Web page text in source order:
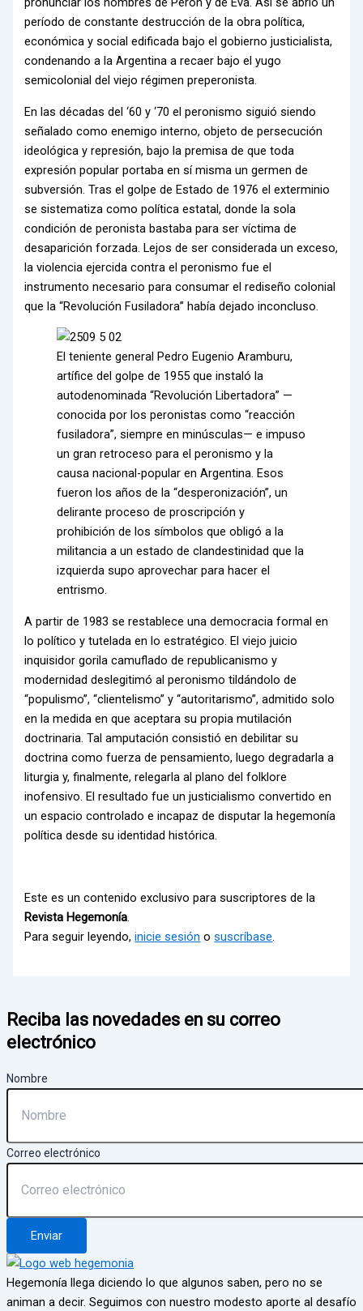
período de constante destrucción de la obra política,
económica y social edificada bajo el gobierno justicialista,
condenando a la Argentina a recaer bajo el yugo
semicolonial del viejo régimen preperonista.
En las décadas del ‘60 y ‘70 el peronismo siguió siendo
señalado como enemigo interno, objeto de persecución
ideológica y represión, bajo la premisa de que toda
expresión popular portaba en sí misma un germen de
subversión. Tras el golpe de Estado de 1976 el exterminio
se sistematiza como política estatal, donde la sola
condición de peronista bastaba para ser víctima de
desaparición forzada. Lejos de ser considerada un exceso,
la violencia ejercida contra el peronismo fue el
instrumento necesario para consumar el rediseño colonial
que la “Revolución Fusiladora” había dejado inconcluso.
El teniente general Pedro Eugenio Aramburu,
artífice del golpe de 1955 que instaló la
autodenominada “Revolución Libertadora” —
conocida por los peronistas como “reacción
fusiladora”, siempre en minúsculas— e impuso
un gran retroceso para el peronismo y la
causa nacional-popular en Argentina. Esos
fueron los años de la “desperonización”, un
delirante proceso de proscripción y
prohibición de los símbolos que obligó a la
militancia a un estado de clandestinidad que la
izquierda supo aprovechar para hacer el
entrismo.
A partir de 1983 se restablece una democracia formal en
lo político y tutelada en lo estratégico. El viejo juicio
inquisidor gorila camuflado de republicanismo y
modernidad deslegitimó al peronismo tildándolo de
“populismo”, “clientelismo” y “autoritarismo”, admitido solo
en la medida en que aceptara su propia mutilación
doctrinaria. Tal amputación consistió en debilitar su
doctrina como fuerza de pensamiento, luego degradarla a
liturgia y, finalmente, relegarla al plano del folklore
inofensivo. El resultado fue un justicialismo convertido en
un espacio controlado e incapaz de disputar la hegemonía
política desde su identidad histórica.
Este es un contenido exclusivo para suscriptores de la
Revista Hegemonía.
Para seguir leyendo,inicie sesión osuscríbase.
Reciba las novedades en su correo
electrónico
Nombre
Correo electrónico
Enviar
Hegemonía llega diciendo lo que algunos saben, pero no se
animan a decir. Seguimos con nuestro modesto aporte al desafío